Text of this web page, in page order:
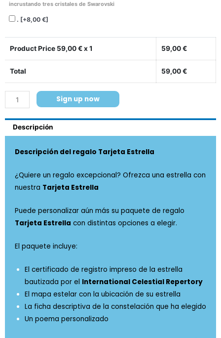
incrustando tres cristales de Swarovski
. [+8,00 €]
Product Price 59,00€ x 1 59,00€
Total 59,00€
Sign up now
Descripción
Descripción del regalo Tarjeta Estrella
¿Quiere un regalo excepcional? Ofrezca una estrella con
nuestra Tarjeta Estrella
Puede personalizar aún más su paquete de regalo
Tarjeta Estrella con distintas opciones a elegir.
El paquete incluye:
El certificado de registro impreso de la estrella
bautizada por el International Celestial Repertory
El mapa estelar con la ubicación de su estrella
La ficha descriptiva de la constelación que ha elegido
Un poema personalizado